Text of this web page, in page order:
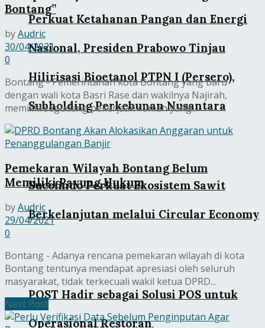
Perkuat Ketahanan Pangan dan Energi
Nasional, Presiden Prabowo Tinjau
Hilirisasi Bioetanol PTPN I (Persero),
Subholding Perkebunan Nusantara
Sucofindo Perkuat Ekosistem Sawit
Berkelanjutan melalui Circular Economy
POST Hadir sebagai Solusi POS untuk
Operasional Restoran
Bontang”
byAudric
30/04/2021
0
Bontang - Pemerintahan kota Bontang yang baru
dengan wali kota Basri Rase dan wakilnya Najirah,
memiliki segudang pekerjaan rumah yang...
Pemekaran Wilayah Bontang Belum
Memiliki Payung Hukum
byAudric
29/04/2021
0
Bontang - Adanya rencana pemekaran wilayah di kota
Bontang tentunya mendapat apresiasi oleh seluruh
masyarakat, tidak terkecuali wakil ketua DPRD...
Next Post